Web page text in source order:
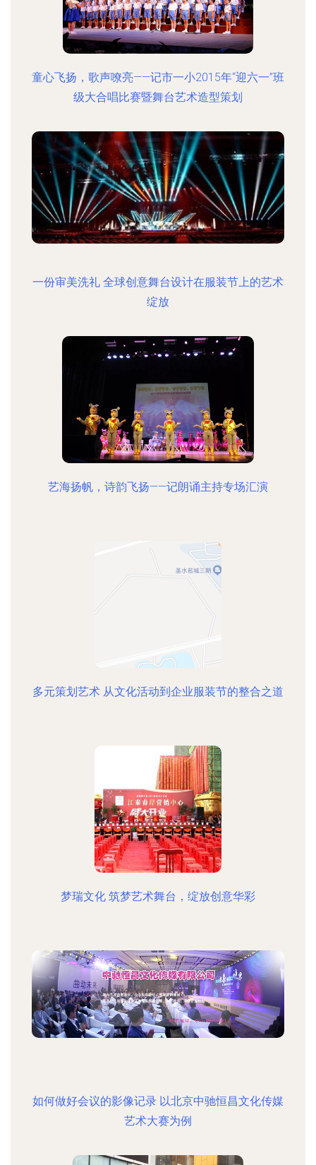
童心飞扬，歌声嘹亮——记市一小2015年“迎六一”班
级大合唱比赛暨舞台艺术造型策划
一份审美洗礼 全球创意舞台设计在服装节上的艺术
绽放
艺海扬帆，诗韵飞扬——记朗诵主持专场汇演
多元策划艺术 从文化活动到企业服装节的整合之道
梦瑞文化 筑梦艺术舞台，绽放创意华彩
如何做好会议的影像记录 以北京中驰恒昌文化传媒
艺术大赛为例